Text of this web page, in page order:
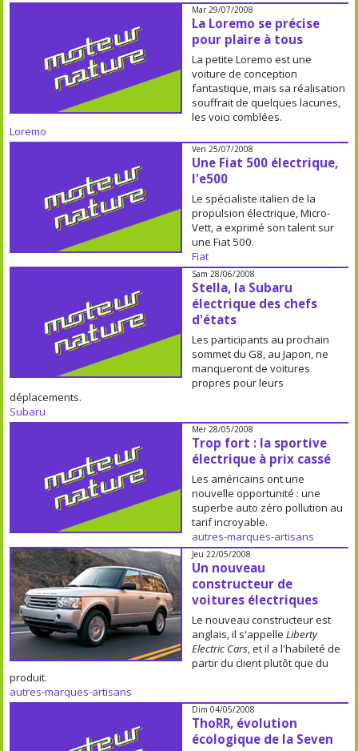
Mar 29/07/2008
La Loremo se précise
pour plaire à tous
La petite Loremo est une
voiture de conception
fantastique, mais sa réalisation
souffrait de quelques lacunes,
les voici comblées.
Loremo
Ven 25/07/2008
Une Fiat 500 électrique,
l'e500
Le spécialiste italien de la
propulsion électrique, Micro-
Vett, a exprimé son talent sur
une Fiat 500.
Fiat
Sam 28/06/2008
Stella, la Subaru
électrique des chefs
d'états
Les participants au prochain
sommet du G8, au Japon, ne
manqueront de voitures
propres pour leurs
déplacements.
Subaru
Mer 28/05/2008
Trop fort : la sportive
électrique à prix cassé
Les américains ont une
nouvelle opportunité : une
superbe auto zéro pollution au
tarif incroyable.
autres-marques-artisans
Jeu 22/05/2008
Un nouveau
constructeur de
voitures électriques
Le nouveau constructeur est
anglais, il s'appelle Liberty
Electric Cars, et il a l'habileté de
partir du client plutôt que du
produit.
autres-marques-artisans
Dim 04/05/2008
ThoRR, évolution
écologique de la Seven